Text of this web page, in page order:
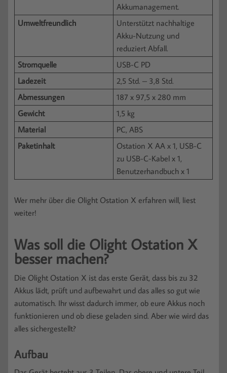
Akkumanagement.
Umweltfreundlich
Unterstützt nachhaltige
Akku-Nutzung und
reduziert Abfall.
Stromquelle
USB-C PD
Ladezeit
2,5 Std. – 3,8 Std.
Abmessungen
187 x 97,5 x 280 mm
Gewicht
1,5 kg
Material
PC, ABS
Paketinhalt
Ostation X AA x 1, USB-C
zu USB-C-Kabel x 1,
Benutzerhandbuch x 1
Wer mehr über die Olight Ostation X erfahren will, liest
weiter!
Was soll die Olight Ostation X
besser machen?
Die Olight Ostation X ist das erste Gerät, dass bis zu 32
Akkus lädt, prüft und aufbewahrt und das alles so gut wie
automatisch. Ihr wisst dadurch immer, ob eure Akkus noch
funktionieren und ob diese geladen sind. Aber wie wird das
alles sichergestellt?
Aufbau